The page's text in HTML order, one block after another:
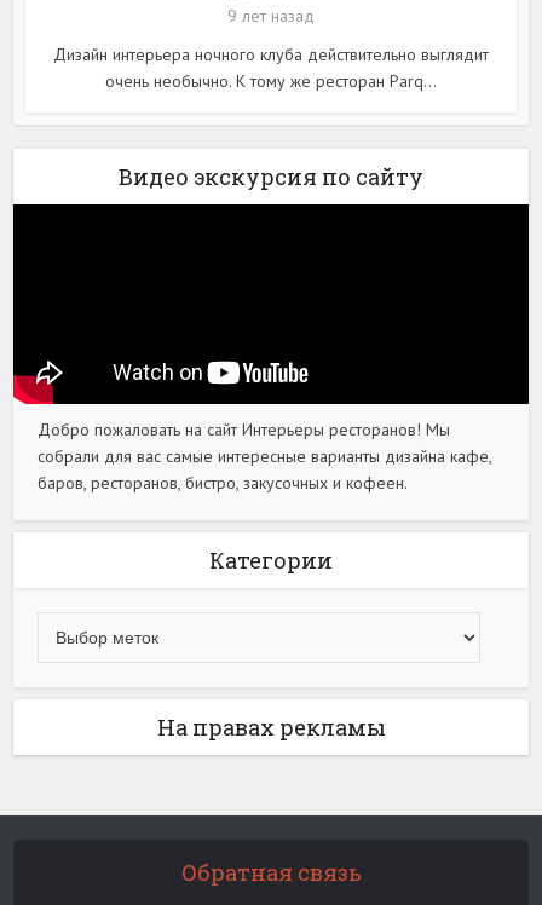
9 лет назад
Дизайн интерьера ночного клуба действительно выглядит
очень необычно. К тому же ресторан Parq...
Видео экскурсия по сайту
Добро пожаловать на сайт Интерьеры ресторанов! Мы
собрали для вас самые интересные варианты дизайна кафе,
баров, ресторанов, бистро, закусочных и кофеен.
Категории
На правах рекламы
Обратная связь